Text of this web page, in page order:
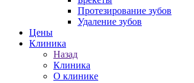
Протезирование зубов
Удаление зубов
Цены
Клиника
Назад
Клиника
О клинике